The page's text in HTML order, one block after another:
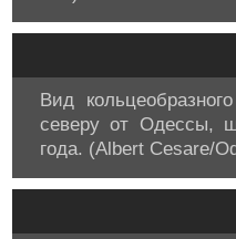
Вид
северу от Одессы,
года. (Albert Cesare/